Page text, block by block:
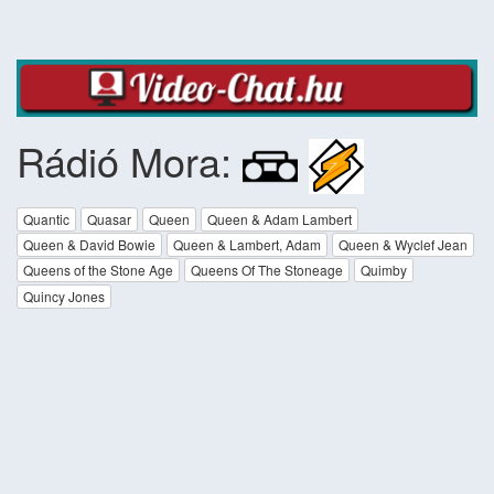
Rádió Mora:
Quantic Quasar Queen
Queen & Adam Lambert
Queen & David Bowie
Queen & Lambert, Adam
Queen & Wyclef Jean
Queens of the Stone Age
Queens Of The Stoneage
Quimby
Quincy Jones